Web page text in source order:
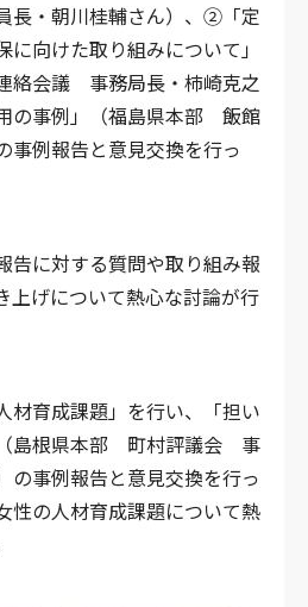
・朝川桂輔さん）、②「定
向けた取り組みについて」
絡会議 事務局長・柿崎克之
の事例」（福島県本部 飯館
事例報告と意見交換を行っ
告に対する質問や取り組み報
上げについて熱心な討論が行
材育成課題」を行い、「担い
島根県本部 町村評議会 事
の事例報告と意見交換を行っ
性の人材育成課題について熱